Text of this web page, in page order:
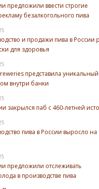
предложили ввести строгие
безалкогольного пива
и продажи пива в России
для здоровья
представила уникальный
внутри банки
закрылся паб с 460-летней
пива в России выросло на
предложили отслеживать
в производстве пива